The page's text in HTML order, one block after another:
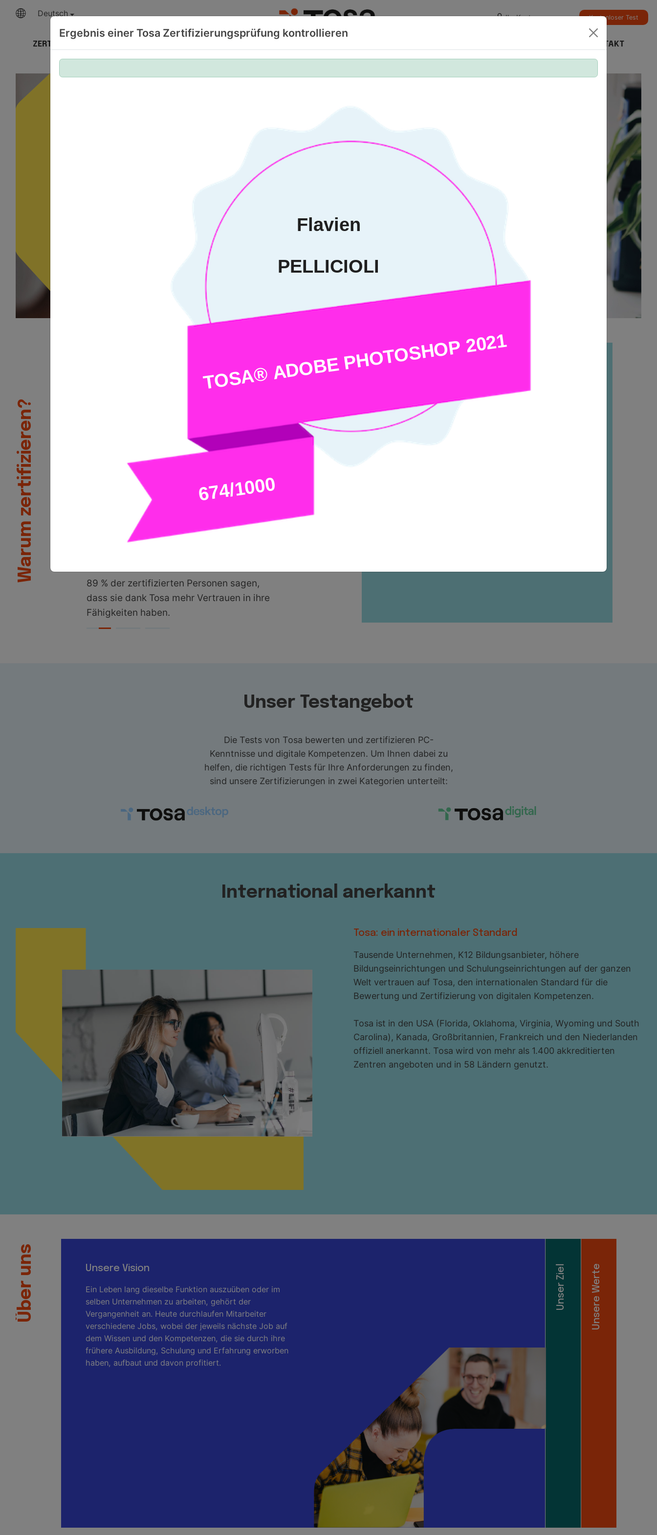
Deutsch Ihr Konto Kostenloser Test
ZERTIFIZIERUNGEN KONTAKT
Your Skills. Your Advantage.
Warum zertifizieren?
Mit einer Tosa Zertifizierung kann man
oder aktuellen Arbeitgebern den soliden
Nachweis, dass eine Person über die
richtigen Kompetenzen für den Job
verfügt. Mit einem Ergebnis aus der
Höchstpunktzahl 1.000 lassen sich Tosa
Zertifizierungen einfach in berufliche
Netzwerke und Lebensläufe oder
akademische Lehrpläne und
89 % der zertifizierten Personen sagen,
dass sie dank Tosa mehr Vertrauen in ihre
Fähigkeiten haben.
Unser Testangebot
Die Tests von Tosa bewerten und zertifizieren PC-
Kenntnisse und digitale Kompetenzen. Um Ihnen dabei zu
helfen, die richtigen Tests für Ihre Anforderungen zu finden,
sind unsere Zertifizierungen in zwei Kategorien unterteilt:
International anerkannt
Tosa: ein internationaler Standard
Tausende Unternehmen, K12 Bildungsanbieter, höhere
Bildungseinrichtungen und Schulungseinrichtungen auf der ganzen
Welt vertrauen auf Tosa, den internationalen Standard für die
Bewertung und Zertifizierung von digitalen Kompetenzen.
Tosa ist in den USA (Florida, Oklahoma, Virginia, Wyoming und South
Carolina), Kanada, Großbritannien, Frankreich und den Niederlanden
offiziell anerkannt. Tosa wird von mehr als 1.400 akkreditierten
Zentren angeboten und in 58 Ländern genutzt.
Über uns Unsere Vision
Ein Leben lang dieselbe Funktion auszuüben oder im
selben Unternehmen zu arbeiten, gehört der
Vergangenheit an. Heute durchlaufen Mitarbeiter
verschiedene Jobs, wobei der jeweils nächste Job auf
dem Wissen und den Kompetenzen, die sie durch ihre
frühere Ausbildung, Schulung und Erfahrung erworben
haben, aufbaut und davon profitiert.
Unser Ziel Unsere Werte
Ergebnis einer Tosa Zertifizierungsprüfung kontrollieren